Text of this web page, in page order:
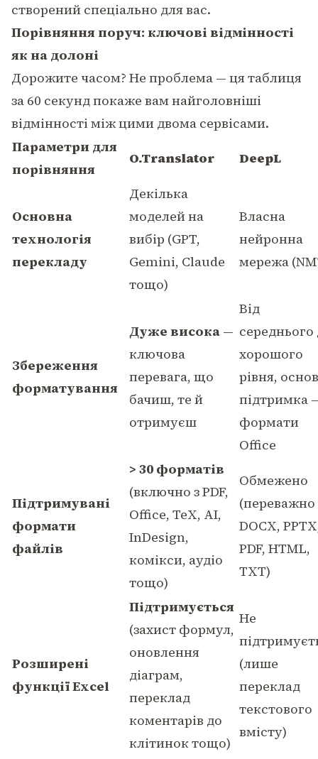
створений спеціально для вас.
Порівняння поруч: ключові відмінності
як на долоні
Дорожите часом? Не проблема — ця таблиця
за 60 секунд покаже вам найголовніші
відмінності між цими двома сервісами.
Параметри для
порівняння
O.Translator DeepL
Основна
технологія
перекладу
Декілька
моделей на
вибір (GPT,
Gemini, Claude
тощо)
Власна
нейронна
мережа
Збереження
форматування
Дуже висока —
ключова
перевага, що
бачиш, те й
отримуєш
Від
середнього
хорошого
рівня,
підтримка
формати
Office
Підтримувані
формати
файлів
> 30 форматів
(включно з PDF,
Office, TeX, AI,
InDesign,
комікси, аудіо
тощо)
Обмежено
(переважно
DOCX,
PDF, HTML,
TXT)
Розширені
функції Excel
Підтримується
(захист формул,
оновлення
діаграм,
переклад
коментарів до
клітинок тощо)
Не
(лише
переклад
текстового
вмісту)